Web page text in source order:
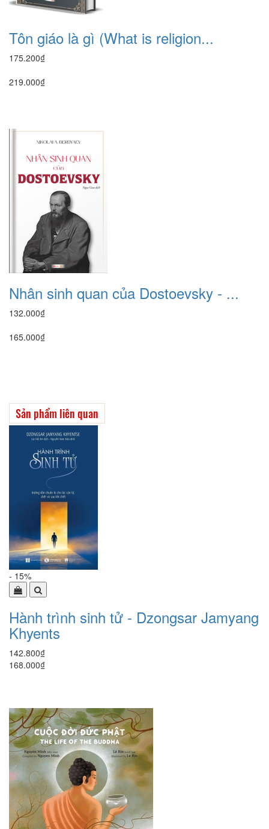
Tôn giáo là gì (What is religion...
175.200₫
219.000₫
Nhân sinh quan của Dostoevsky - ...
132.000₫
165.000₫
Sản phẩm liên quan
- 15%
Hành trình sinh tử - Dzongsar Jamyang
Khyents
142.800₫
168.000₫